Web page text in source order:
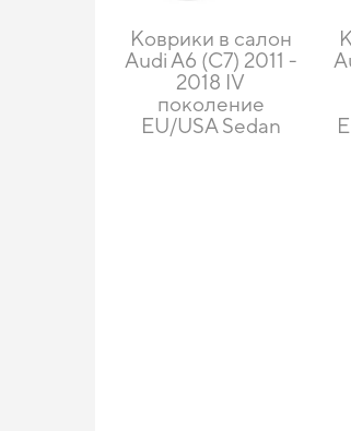
Коврики в салон
Audi A6 (C7) 2011 -
2018 IV
поколение
EU/USA Sedan